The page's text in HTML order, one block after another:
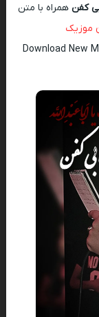
کفن همراه با متن
موزیک
Download New